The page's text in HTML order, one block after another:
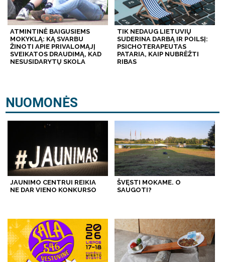
ATMINTINĖ BAIGUSIEMS
MOKYKLĄ: KĄ SVARBU
ŽINOTI APIE PRIVALOMĄJĮ
SVEIKATOS DRAUDIMĄ, KAD
NESUSIDARYTŲ SKOLA
TIK NEDAUG LIETUVIŲ
SUDERINA DARBĄ IR POILSĮ:
PSICHOTERAPEUTAS
PATARIA, KAIP NUBRĖŽTI
RIBAS
NUOMONĖS
JAUNIMO CENTRUI REIKIA
NE DAR VIENO KONKURSO
ŠVĘSTI MOKAME. O
SAUGOTI?